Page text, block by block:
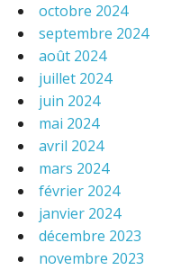
octobre 2024
septembre 2024
août 2024
juillet 2024
juin 2024
mai 2024
avril 2024
mars 2024
février 2024
janvier 2024
décembre 2023
novembre 2023